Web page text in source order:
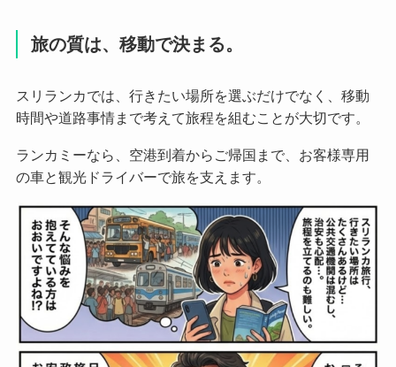
旅の質は、移動で決まる。
スリランカでは、行きたい場所を選ぶだけでなく、移動
時間や道路事情まで考えて旅程を組むことが大切です。
ランカミーなら、空港到着からご帰国まで、お客様専用
の車と観光ドライバーで旅を支えます。